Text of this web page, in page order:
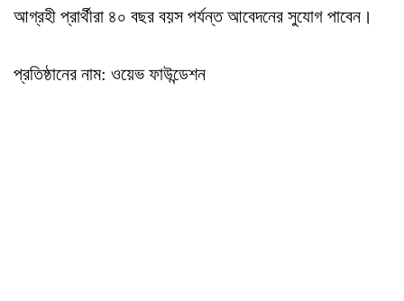
আগ্রহী প্রার্থীরা ৪০ বছর বয়স পর্যন্ত আবেদনের সুযোগ পাবেন।
প্রতিষ্ঠানের নাম: ওয়েভ ফাউন্ডেশন